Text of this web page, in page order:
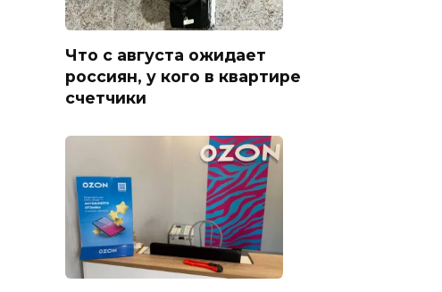
Что с августа ожидает
россиян, у кого в квартире
счетчики